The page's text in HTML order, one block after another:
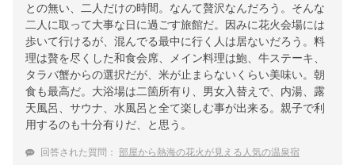
との無い、二人だけの時間。なんて贅沢なんだろう。そんな
二人に取って大事な日に過ごす旅館だ。因みに花火会場には
歩いて行けるが、混んでる最中に行く人は居ないだろう。料
理は贅を尽くした和食会席、メイン料理は鮑、牛ステーキ、
タラバ蟹からの選択だが、米が止まらないくらい美味い。朝
食も最高だ。大浴場は二箇所有り、男女入替えで、内湯、露
天風呂、サウナ、水風呂と全て楽しむ事が出来る。親子で利
用するのも十分有りだ、と思う。
回答された質問： 部屋から熱海の花火が見える人気の温泉宿